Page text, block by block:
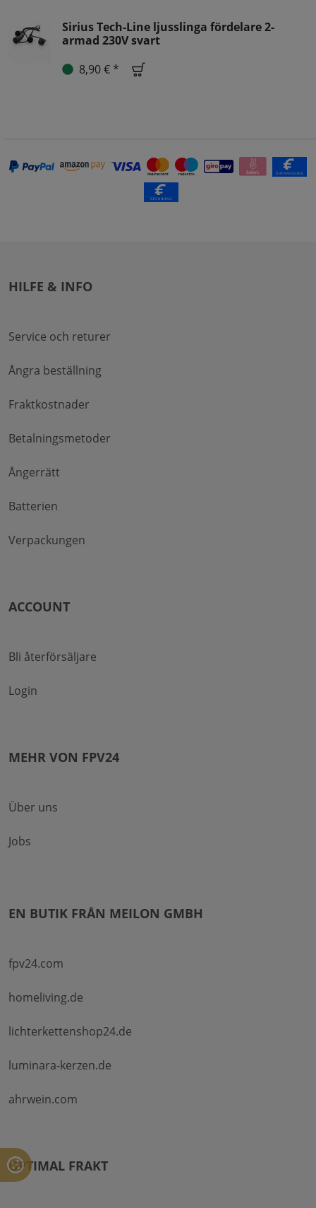
Sirius Tech-Line ljusslinga fördelare 2-
armad 230V svart
8,90 € *
HILFE & INFO
Service och returer
Ångra beställning
Fraktkostnader
Betalningsmetoder
Ångerrätt
Batterien
Verpackungen
ACCOUNT
Bli återförsäljare
Login
MEHR VON FPV24
Über uns
Jobs
EN BUTIK FRÅN MEILON GMBH
fpv24.com
homeliving.de
lichterkettenshop24.de
luminara-kerzen.de
ahrwein.com
OPTIMAL FRAKT